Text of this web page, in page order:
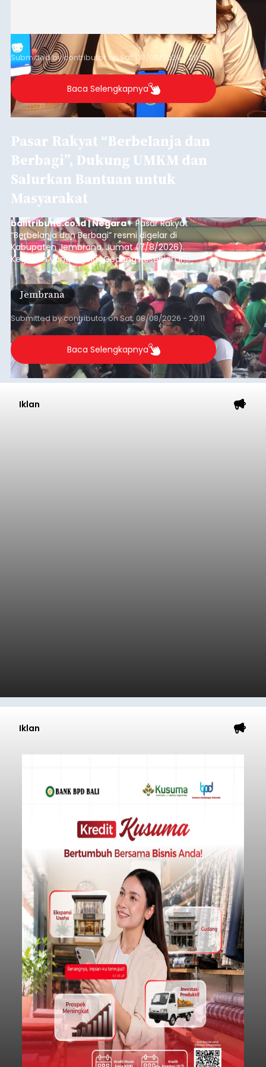
Submitted bycontributoronSat, 08/08/2026 - 20:28
Baca Selengkapnya
Pasar Rakyat “Berbelanja dan
Berbagi”, Dukung UMKM dan
Salurkan Bantuan untuk
Masyarakat
balitribune.co.id | Negara- Pasar Rakyat
“Berbelanja dan Berbagi” resmi digelar di
Kabupaten Jembrana, Jumat (7/8/2026).
Kegiatan yang digelar Gedung Kesenian Ir.
Soekarno ini memadukan pemberdayaan
ekonomi masyarakat dengan aksi sosial tersebut
mendapat antusiasme tinggi dan mencatat nilai
transaksi mencapai Rp672.733.200.
Jembrana
Submitted bycontributoronSat, 08/08/2026 - 20:11
Baca Selengkapnya
Iklan
Iklan